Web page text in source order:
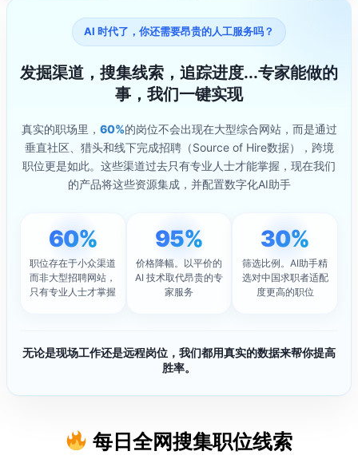
专注于向中国求职者提供澳洲工作机会，还有大量求职辅导服务，包
括简历修改、面试破局、签证申请等私教级方案。但其最核心的价值
在于：许多澳洲本地华人雇主，会跳过传统招聘网，直接通过该频道
发布岗位。这种基于“圈层信任”的内推招聘模式，反馈速度极快，是
你绕过外籍人才竞争、直接对标本地岗位的高效率入口，也是我们一
查看更多渠道
AI 时代了，你还需要昂贵的人工服务吗？
发掘渠道，搜集线索，追踪进度...专家能做的
事，我们一键实现
真实的职场里， 60%的岗位不会出现在大型综合网站，而是通过
垂直社区、猎头和线下完成招聘（Source of Hire数据），跨境
职位更是如此。这些渠道过去只有专业人士才能掌握，现在我们
的产品将这些资源集成，并配置数字化AI助手
60%
职位存在于小众渠道
而非大型招聘网站，
只有专业人士才掌握
95%
价格降幅。以平价的
AI 技术取代昂贵的专
家服务
30%
筛选比例。AI助手精
选对中国求职者适配
度更高的职位
无论是现场工作还是远程岗位，我们都用真实的数据来帮你提高
胜率。
每日全网搜集职位线索